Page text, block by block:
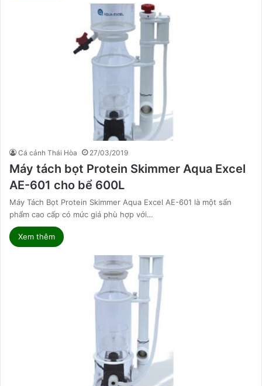
Cá cảnh Thái Hòa 27/03/2019
Máy tách bọt Protein Skimmer Aqua Excel
AE-601 cho bể 600L
Máy Tách Bọt Protein Skimmer Aqua Excel AE-601 là một sẩn
phẩm cao cấp có mức giá phù hợp với…
Xem thêm